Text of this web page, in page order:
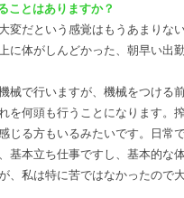
ことはありますか？
だという感覚はもうあまりない
に体がしんどかった、朝早い出
械で行いますが、機械をつける
を何頭も行うことになります。
じる方もいるみたいです。日常
基本立ち仕事ですし、基本的な
、私は特に苦ではなかったので